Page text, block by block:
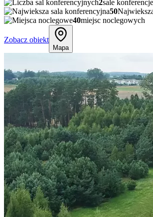
2sale konferencje
50
40miejsc noclegowych
Zobacz obiekt
Mapa